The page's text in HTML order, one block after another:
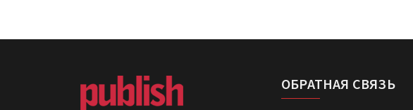
ОБРАТНАЯ СВЯЗЬ